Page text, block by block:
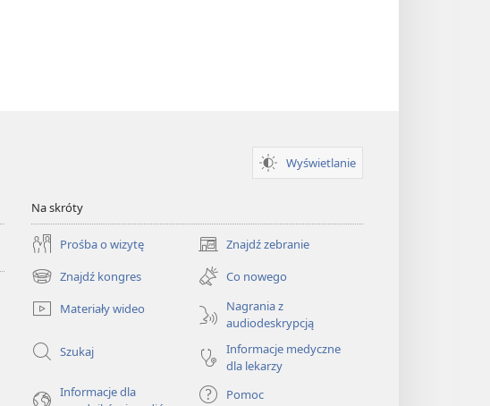
Wyświetlanie
Na skróty
Prośba o wizytę Znajdź zebranie
(opens
new
window)
Znajdź kongres
(opens
new
window)
Co nowego
Materiały wideo
Nagrania z
audiodeskrypcją
Szukaj
Informacje medyczne
dla lekarzy
Informacje dla
Pomoc